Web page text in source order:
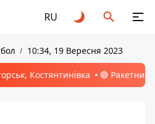
RU
10:34, 19 Вересня 2023
Костянтинівка 🔴 Ракетний